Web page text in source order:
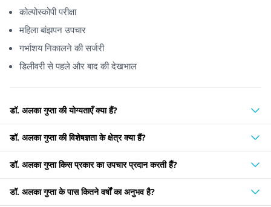
कोल्पोस्कोपी परीक्षा
महिला बांझपन उपचार
गर्भाशय निकालने की सर्जरी
डिलीवरी से पहले और बाद की देखभाल
डॉ. अलका गुप्ता की योग्यताएँ क्या हैं?
डॉ. अलका गुप्ता की विशेषज्ञता के क्षेत्र क्या हैं?
डॉ. अलका गुप्ता किस प्रकार का उपचार प्रदान करती हैं?
डॉ. अलका गुप्ता के पास कितने वर्षों का अनुभव है?